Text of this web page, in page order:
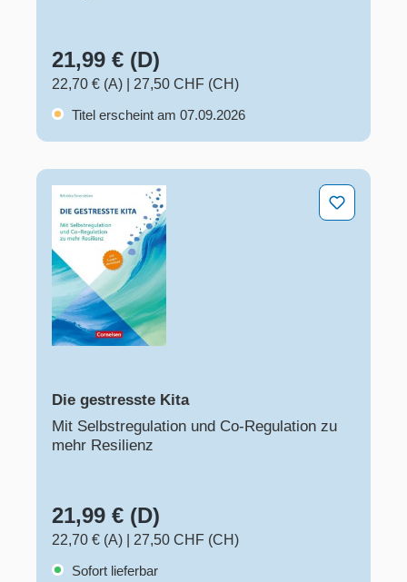
21,99 € (D)
22,70 € (A)
27,50 CHF (CH)
Titel erscheint am 07.09.2026
Die gestresste Kita
Die gestresste Kita
Mit Selbstregulation und Co-Regulation zu
mehr Resilienz
21,99 € (D)
22,70 € (A)
27,50 CHF (CH)
Sofort lieferbar